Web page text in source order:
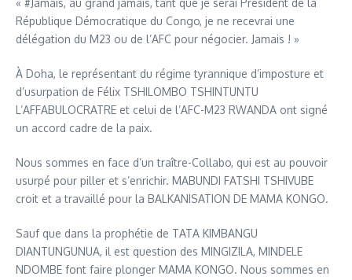
« #Jamais, au grand jamais, tant que je serai Président de la
République Démocratique du Congo, je ne recevrai une
délégation du M23 ou de l’AFC pour négocier. Jamais ! »
À Doha, le représentant du régime tyrannique d’imposture et
d’usurpation de Félix TSHILOMBO TSHINTUNTU
L’AFFABULOCRATRE et celui de l’AFC-M23 RWANDA ont signé
un accord cadre de la paix.
Nous sommes en face d’un traître-Collabo, qui est au pouvoir
usurpé pour piller et s’enrichir. MABUNDI FATSHI TSHIVUBE
croit et a travaillé pour la BALKANISATION DE MAMA KONGO.
Sauf que dans la prophétie de TATA KIMBANGU
DIANTUNGUNUA, il est question des MINGIZILA, MINDELE
NDOMBE font faire plonger MAMA KONGO. Nous sommes en